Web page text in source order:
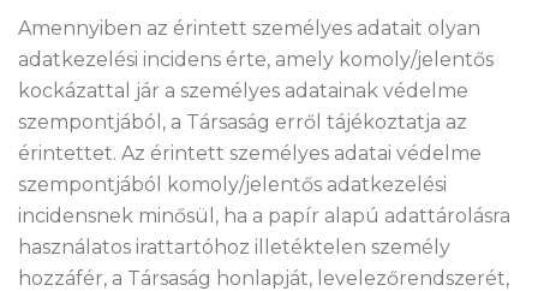
Amennyiben az érintett személyes adatait olyan
adatkezelési incidens érte, amely komoly/jelentős
kockázattal jár a személyes adatainak védelme
szempontjából, a Társaság erről tájékoztatja az
érintettet. Az érintett személyes adatai védelme
szempontjából komoly/jelentős adatkezelési
incidensnek minősül, ha a papír alapú adattárolásra
használatos irattartóhoz illetéktelen személy
hozzáfér, a Társaság honlapját, levelezőrendszerét,